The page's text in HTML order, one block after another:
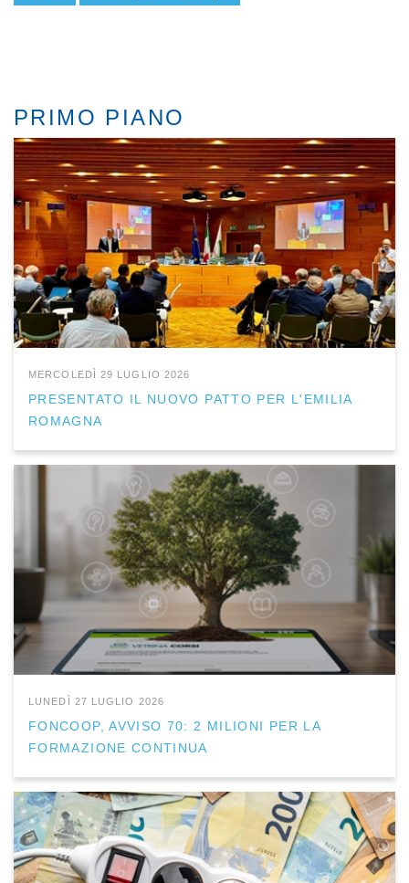
PRIMO PIANO
MERCOLEDÌ 29 LUGLIO 2026
PRESENTATO IL NUOVO PATTO PER L'EMILIA
ROMAGNA
LUNEDÌ 27 LUGLIO 2026
FONCOOP, AVVISO 70: 2 MILIONI PER LA
FORMAZIONE CONTINUA